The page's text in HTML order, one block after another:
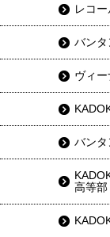
レコ
バン
ヴィ
バン
高等部